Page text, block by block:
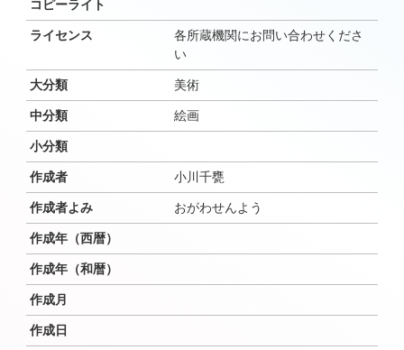
コピーライト
ライセンス
各所蔵機関にお問い合わせくださ
い
大分類 美術
中分類 絵画
小分類
作成者 小川千甕
作成者よみ おがわせんよう
作成年（西暦）
作成年（和暦）
作成月
作成日